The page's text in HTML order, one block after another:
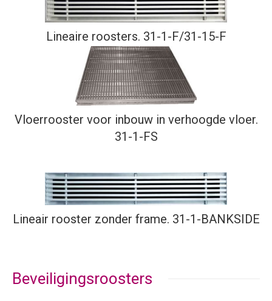
Lineaire roosters. 31-1-F/31-15-F
Vloerrooster voor inbouw in verhoogde vloer.
31-1-FS
Lineair rooster zonder frame. 31-1-BANKSIDE
Beveiligingsroosters